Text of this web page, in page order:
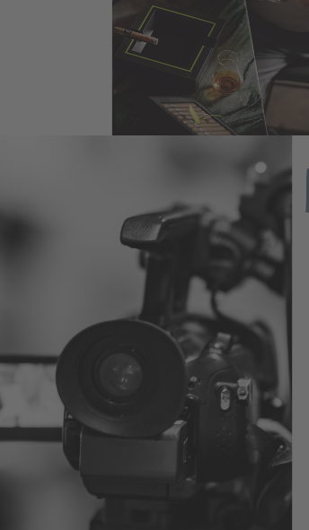
Advertising
Medien
Chef's Academy / Thomas Bühner